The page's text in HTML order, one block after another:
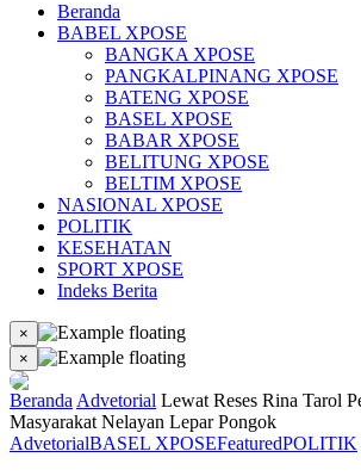
Beranda
BABEL XPOSE
BANGKA XPOSE
PANGKALPINANG XPOSE
BATENG XPOSE
BASEL XPOSE
BABAR XPOSE
BELITUNG XPOSE
BELTIM XPOSE
NASIONAL XPOSE
POLITIK
KESEHATAN
SPORT XPOSE
Indeks Berita
×
×
Beranda Advetorial Lewat Reses Rina Tarol
Masyarakat Nelayan Lepar Pongok
AdvetorialBASEL XPOSEFeaturedPOLITIK